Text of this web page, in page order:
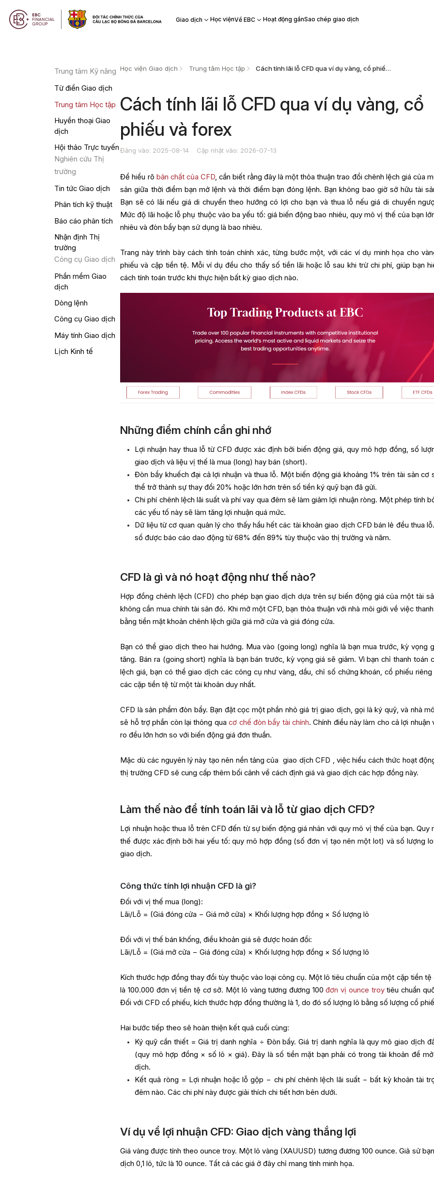
Giao dịch Học việnVề EBC Hoạt động gầnSao chép giao dịch
Trung tâm Kỹ năng
Từ điển Giao dịch
Trung tâm Học tập
Huyền thoại Giao
dịch
Hội thảo Trực tuyến
Nghiên cứu Thị
trường
Tin tức Giao dịch
Phân tích kỹ thuật
Báo cáo phân tích
Nhận định Thị
trường
Công cụ Giao dịch
Phần mềm Giao
dịch
Dòng lệnh
Công cụ Giao dịch
Máy tính Giao dịch
Lịch Kinh tế
Học viện Giao dịch Trung tâm Học tập Cách tính lãi lỗ CFD qua ví dụ vàng, cổ phiếu và forex
Cách tính lãi lỗ CFD qua ví dụ vàng, cổ
phiếu và forex
Đăng vào: 2025-08-14 Cập nhật vào: 2026-07-13
Để hiểu rõ bản chất của CFD , cần biết rằng đây là một thỏa thuận trao đổi chênh lệch giá của
sản giữa thời điểm bạn mở lệnh và thời điểm bạn đóng lệnh. Bạn không bao giờ sở hữu tài
Bạn sẽ có lãi nếu giá di chuyển theo hướng có lợi cho bạn và thua lỗ nếu giá di chuyển
Mức độ lãi hoặc lỗ phụ thuộc vào ba yếu tố: giá biến động bao nhiêu, quy mô vị thế của bạn
nhiêu và đòn bẩy bạn sử dụng là bao nhiêu.
Trang này trình bày cách tính toán chính xác, từng bước một, với các ví dụ minh họa cho
phiếu và cặp tiền tệ. Mỗi ví dụ đều cho thấy số tiền lãi hoặc lỗ sau khi trừ chi phí, giúp bạn
cách tính toán trước khi thực hiện bất kỳ giao dịch nào.
Những điểm chính cần ghi nhớ
Lợi nhuận hay thua lỗ từ CFD được xác định bởi biến động giá, quy mô hợp đồng, số
giao dịch và liệu vị thế là mua (long) hay bán (short).
Đòn bẩy khuếch đại cả lợi nhuận và thua lỗ. Một biến động giá khoảng 1% trên tài sản cơ
thể trở thành sự thay đổi 20% hoặc lớn hơn trên số tiền ký quỹ bạn đã gửi.
Chi phí chênh lệch lãi suất và phí vay qua đêm sẽ làm giảm lợi nhuận ròng. Một phép tính
các yếu tố này sẽ làm tăng lợi nhuận quá mức.
Dữ liệu từ cơ quan quản lý cho thấy hầu hết các tài khoản giao dịch CFD bán lẻ đều thua
số được báo cáo dao động từ 68% đến 89% tùy thuộc vào thị trường và năm.
CFD là gì và nó hoạt động như thế nào?
Hợp đồng chênh lệch (CFD) cho phép bạn giao dịch dựa trên sự biến động giá của một tài
không cần mua chính tài sản đó. Khi mở một CFD, bạn thỏa thuận với nhà môi giới về việc
bằng tiền mặt khoản chênh lệch giữa giá mở cửa và giá đóng cửa.
Bạn có thể giao dịch theo hai hướng. Mua vào (going long) nghĩa là bạn mua trước, kỳ vọng
tăng. Bán ra (going short) nghĩa là bạn bán trước, kỳ vọng giá sẽ giảm. Vì bạn chỉ thanh toán
lệch giá, bạn có thể giao dịch các công cụ như vàng, dầu, chỉ số chứng khoán, cổ phiếu riêng
các cặp tiền tệ từ một tài khoản duy nhất.
CFD là sản phẩm đòn bẩy. Bạn đặt cọc một phần nhỏ giá trị giao dịch, gọi là ký quỹ, và nhà
sẽ hỗ trợ phần còn lại thông quacơ chế đòn bẩy tài chính. Chính điều này làm cho cả lợi nhuận
ro đều lớn hơn so với biến động giá đơn thuần.
Mặc dù các nguyên lý này tạo nên nền tảng của giao dịch CFD , việc hiểu cách thức hoạt
thị trường CFD sẽ cung cấp thêm bối cảnh về cách định giá và giao dịch các hợp đồng này.
Làm thế nào để tính toán lãi và lỗ từ giao dịch CFD?
Lợi nhuận hoặc thua lỗ trên CFD đến từ sự biến động giá nhân với quy mô vị thế của bạn. Quy
thế được xác định bởi hai yếu tố: quy mô hợp đồng (số đơn vị tạo nên một lot) và số lượng
giao dịch.
Công thức tính lợi nhuận CFD là gì?
Đối với vị thế mua (long):
Lãi/Lỗ = (Giá đóng cửa − Giá mở cửa) × Khối lượng hợp đồng × Số lượng lô
Đối với vị thế bán khống, điều khoản giá sẽ được hoán đổi:
Lãi/Lỗ = (Giá mở cửa − Giá đóng cửa) × Khối lượng hợp đồng × Số lượng lô
Kích thước hợp đồng thay đổi tùy thuộc vào loại công cụ. Một lô tiêu chuẩn của một cặp tiền tệ
là 100.000 đơn vị tiền tệ cơ sở. Một lô vàng tương đương 100đơn vị ounce troytiêu chuẩn
Đối với CFD cổ phiếu, kích thước hợp đồng thường là 1, do đó số lượng lô bằng số lượng cổ
Hai bước tiếp theo sẽ hoàn thiện kết quả cuối cùng:
Ký quỹ cần thiết = Giá trị danh nghĩa ÷ Đòn bẩy. Giá trị danh nghĩa là quy mô giao dịch
(quy mô hợp đồng × số lô × giá). Đây là số tiền mặt bạn phải có trong tài khoản để
dịch.
Kết quả ròng = Lợi nhuận hoặc lỗ gộp − chi phí chênh lệch lãi suất − bất kỳ khoản tài
đêm nào. Các chi phí này được giải thích chi tiết hơn bên dưới.
Ví dụ về lợi nhuận CFD: Giao dịch vàng thắng lợi
Giá vàng được tính theo ounce troy. Một lô vàng (XAUUSD) tương đương 100 ounce. Giả sử
dịch 0,1 lô, tức là 10 ounce. Tất cả các giá ở đây chỉ mang tính minh họa.